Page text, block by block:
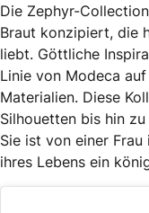
Die Zephyr-
Braut konzipiert, die
liebt. Göttliche
Linie von Modeca
Materialien. Diese
Silhouetten bis hin
Sie ist von einer
ihres Lebens ein